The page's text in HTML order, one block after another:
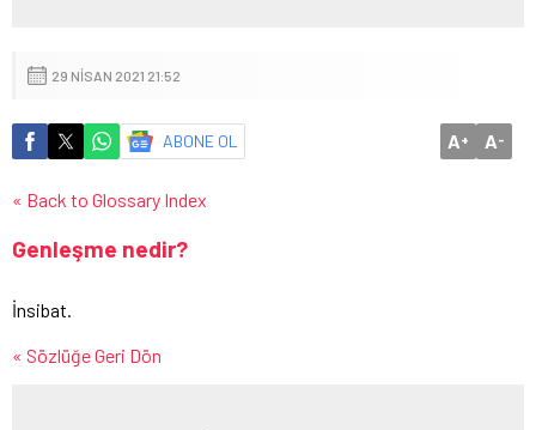
29 NISAN 2021 21:52
ABONE OL A+ A-
« Back to Glossary Index
Genleşme nedir?
İnsibat.
« Sözlüğe Geri Dön